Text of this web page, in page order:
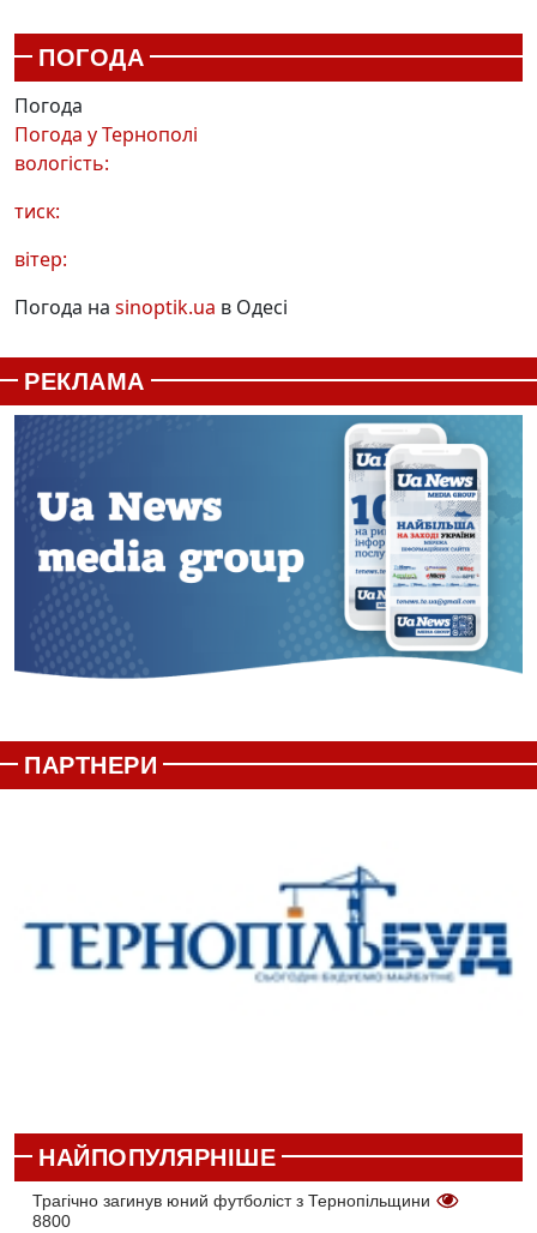
ПОГОДА
Погода
Погода уТернополі
вологість:
тиск:
вітер:
Погода на sinoptik.ua в Одесі
РЕКЛАМА
ПАРТНЕРИ
НАЙПОПУЛЯРНІШЕ
Трагічно загинув юний футболіст з Тернопільщини
8800